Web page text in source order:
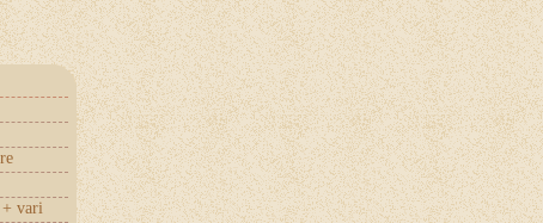
+ vari